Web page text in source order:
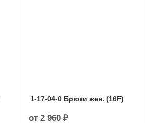
1-17-04-0 Брюки жен. (16F)
от 2 960 ₽